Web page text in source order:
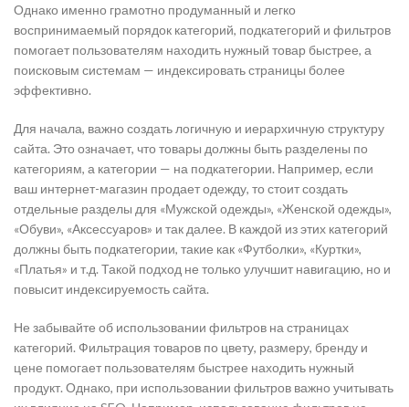
Однако именно грамотно продуманный и легко
воспринимаемый порядок категорий, подкатегорий и фильтров
помогает пользователям находить нужный товар быстрее, а
поисковым системам — индексировать страницы более
эффективно.
Для начала, важно создать логичную и иерархичную структуру
сайта. Это означает, что товары должны быть разделены по
категориям, а категории — на подкатегории. Например, если
ваш интернет-магазин продает одежду, то стоит создать
отдельные разделы для «Мужской одежды», «Женской одежды»,
«Обуви», «Аксессуаров» и так далее. В каждой из этих категорий
должны быть подкатегории, такие как «Футболки», «Куртки»,
«Платья» и т.д. Такой подход не только улучшит навигацию, но и
повысит индексируемость сайта.
Не забывайте об использовании фильтров на страницах
категорий. Фильтрация товаров по цвету, размеру, бренду и
цене помогает пользователям быстрее находить нужный
продукт. Однако, при использовании фильтров важно учитывать